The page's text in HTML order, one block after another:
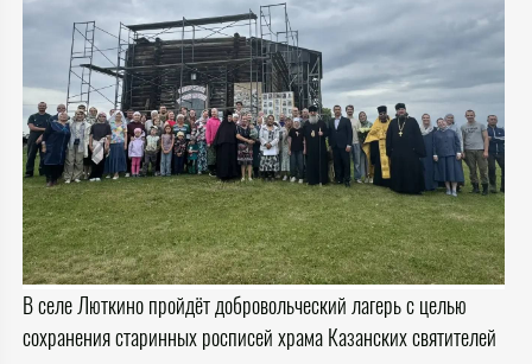
В селе Люткино пройдёт добровольческий лагерь с целью
сохранения старинных росписей храма Казанских святителей